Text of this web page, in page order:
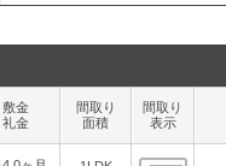
敷金
礼金
間取り
面積
間取り
表示